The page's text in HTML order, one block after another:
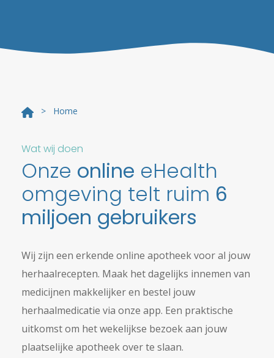
> Home
Wat wij doen
Onze online eHealth
omgeving telt ruim 6
miljoen gebruikers
Wij zijn een erkende online apotheek voor al jouw
herhaalrecepten. Maak het dagelijks innemen van
medicijnen makkelijker en bestel jouw
herhaalmedicatie via onze app. Een praktische
uitkomst om het wekelijkse bezoek aan jouw
plaatselijke apotheek over te slaan.